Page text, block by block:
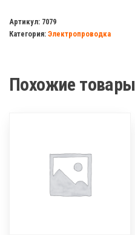
влагозащитная
Артикул: 7079
Категория: Электропроводка
Похожие товары